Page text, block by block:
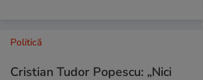
Politică
Cristian Tudor Popescu: „Nici